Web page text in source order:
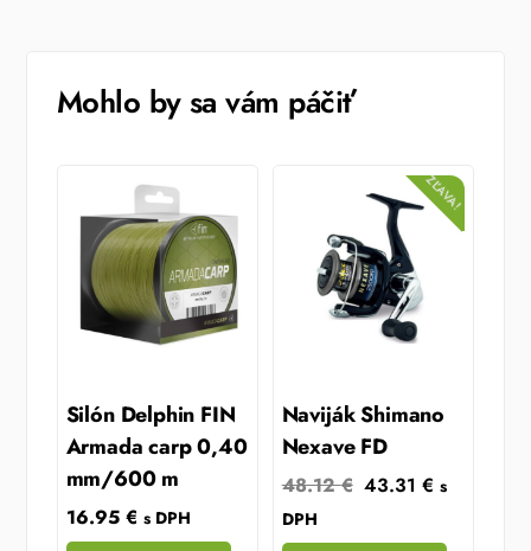
Mohlo by sa vám páčiť
Silón Delphin FIN
Armada carp 0,40
mm/600 m
16.95 € s DPH
ZĽAVA!
Naviják Shimano
Nexave FD
48.12€ Original
43.31€ Current
s
DPH